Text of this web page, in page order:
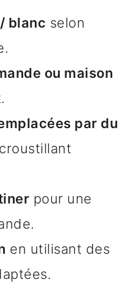
blanc selon
ou maison
par du
pour une
en utilisant des